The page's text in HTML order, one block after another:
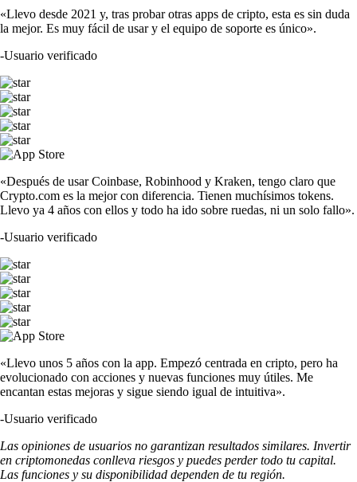
«Llevo desde 2021 y, tras probar otras apps de cripto, esta es sin duda
la mejor. Es muy fácil de usar y el equipo de soporte es único».
-Usuario verificado
«Después de usar Coinbase, Robinhood y Kraken, tengo claro que
Crypto.com es la mejor con diferencia. Tienen muchísimos tokens.
Llevo ya 4 años con ellos y todo ha ido sobre ruedas, ni un solo fallo».
-Usuario verificado
«Llevo unos 5 años con la app. Empezó centrada en cripto, pero ha
evolucionado con acciones y nuevas funciones muy útiles. Me
encantan estas mejoras y sigue siendo igual de intuitiva».
-Usuario verificado
Las opiniones de usuarios no garantizan resultados similares. Invertir
en criptomonedas conlleva riesgos y puedes perder todo tu capital.
Las funciones y su disponibilidad dependen de tu región.